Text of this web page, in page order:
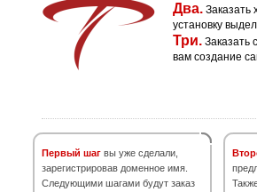
Два. Заказать
установку
Три. Заказать
вам создание
Первый шаг вы уже сделали,
зарегистрировав доменное имя.
Следующими шагами будут заказ